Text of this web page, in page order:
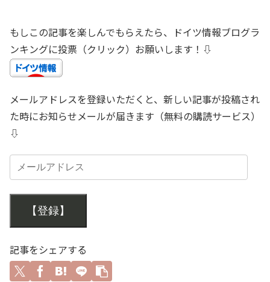
もしこの記事を楽しんでもらえたら、ドイツ情報ブログラ
ンキングに投票（クリック）お願いします！⇩
メールアドレスを登録いただくと、新しい記事が投稿され
た時にお知らせメールが届きます（無料の購読サービス）
⇩
【登録】
記事をシェアする